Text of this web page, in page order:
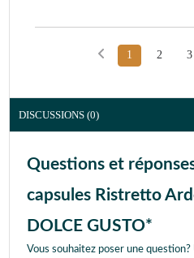
1 2 3
DISCUSSIONS (0)
Questions et
capsules Ristretto
DOLCE GUSTO*
Vous souhaitez poser une